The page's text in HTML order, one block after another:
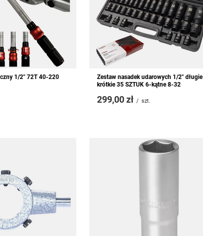
1/2" 72T 40-220
Zestaw nasadek udarowych 1/2" długie
krótkie 35 SZTUK 6-kątne 8-32
299,00 zł / szt.